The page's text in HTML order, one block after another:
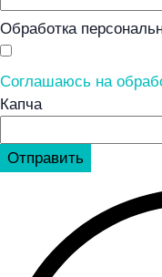
Обработка
Соглашаюсь на
Капча
Отправить